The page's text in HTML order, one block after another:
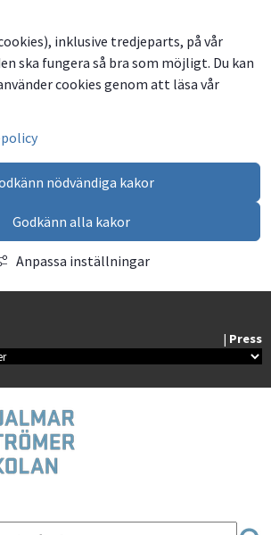
inklusive tredjeparts, på vår
ska fungera så bra som möjligt. Du kan
cookies genom att läsa vår
nödvändiga kakor
Godkänn alla kakor
Anpassa inställningar
| Press